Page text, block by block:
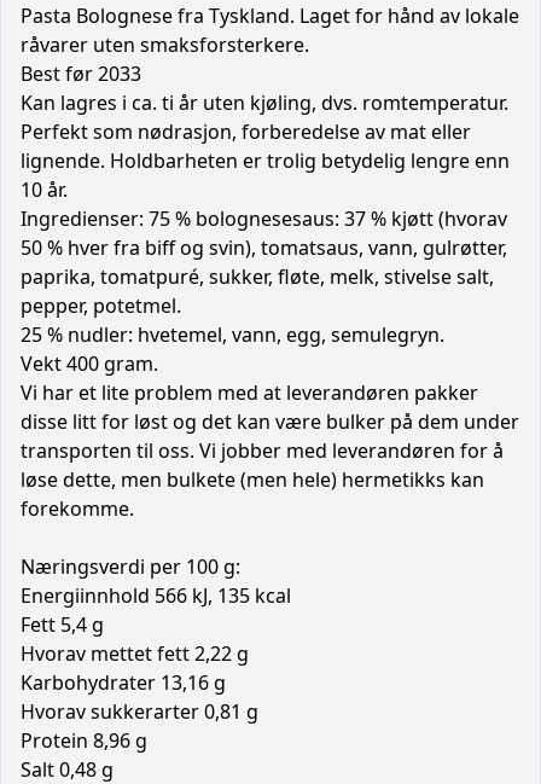
Pasta Bolognese fra Tyskland. Laget for hånd av lokale
råvarer uten smaksforsterkere.
Best før 2033
Kan lagres i ca. ti år uten kjøling, dvs. romtemperatur.
Perfekt som nødrasjon, forberedelse av mat eller
lignende. Holdbarheten er trolig betydelig lengre enn
10 år.
Ingredienser: 75 % bolognesesaus: 37 % kjøtt (hvorav
50 % hver fra biff og svin), tomatsaus, vann, gulrøtter,
paprika, tomatpuré, sukker, fløte, melk, stivelse salt,
pepper, potetmel.
25 % nudler: hvetemel, vann, egg, semulegryn.
Vekt 400 gram.
Vi har et lite problem med at leverandøren pakker
disse litt for løst og det kan være bulker på dem under
transporten til oss. Vi jobber med leverandøren for å
løse dette, men bulkete (men hele) hermetikks kan
forekomme.
Næringsverdi per 100 g:
Energiinnhold 566 kJ, 135 kcal
Fett 5,4 g
Hvorav mettet fett 2,22 g
Karbohydrater 13,16 g
Hvorav sukkerarter 0,81 g
Protein 8,96 g
Salt 0,48 g